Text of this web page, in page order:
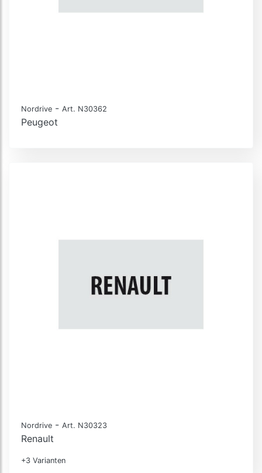
Nordrive - Art. N30362
Peugeot
Nordrive - Art. N30323
Renault
+3 Varianten